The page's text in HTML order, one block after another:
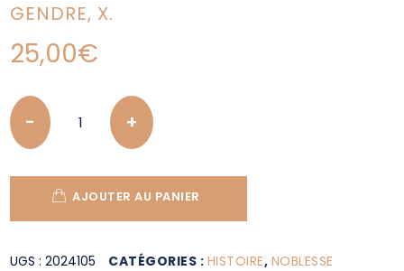
GENDRE, X.
25,00€
Quantity
AJOUTER AU PANIER
UGS :2024105 CATÉGORIES : HISTOIRE, NOBLESSE